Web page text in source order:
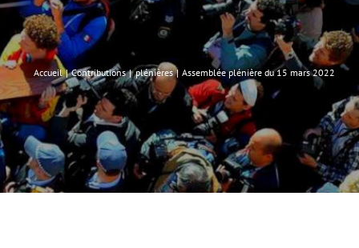
Accueil Contributions plénières Assemblée plénière du 15 mars 2022